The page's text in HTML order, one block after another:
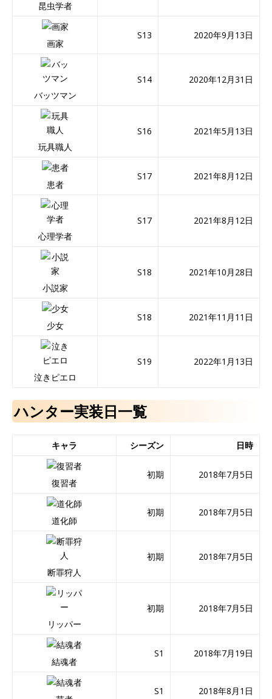
昆虫学者
画家
S13 2020年9月13日
バッツマン
S14 2020年12月31日
玩具職人
S16 2021年5月13日
患者
S17 2021年8月12日
心理学者
S17 2021年8月12日
小説家
S18 2021年10月28日
少女
S18 2021年11月11日
泣きピエロ
S19 2022年1月13日
ハンター実装日一覧
キャラ シーズン 日時
復習者
初期 2018年7月5日
道化師
初期 2018年7月5日
断罪狩人
初期 2018年7月5日
リッパー
初期 2018年7月5日
結魂者
S1 2018年7月19日
S1 2018年8月1日